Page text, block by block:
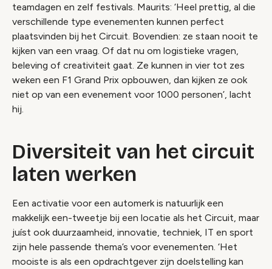
teamdagen en zelf festivals. Maurits: ‘Heel prettig, al die
verschillende type evenementen kunnen perfect
plaatsvinden bij het Circuit. Bovendien: ze staan nooit te
kijken van een vraag. Of dat nu om logistieke vragen,
beleving of creativiteit gaat. Ze kunnen in vier tot zes
weken een F1 Grand Prix opbouwen, dan kijken ze ook
niet op van een evenement voor 1000 personen’, lacht
hij.
Diversiteit van het circuit
laten werken
Een activatie voor een automerk is natuurlijk een
makkelijk een-tweetje bij een locatie als het Circuit, maar
juíst ook duurzaamheid, innovatie, techniek, IT en sport
zijn hele passende thema’s voor evenementen. ‘Het
mooiste is als een opdrachtgever zijn doelstelling kan